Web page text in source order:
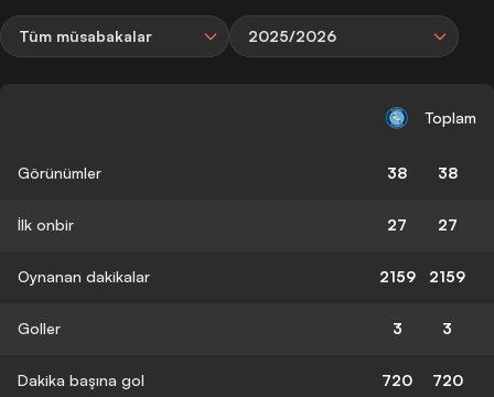
Tüm müsabakalar 2025/2026
Toplam
Görünümler 38 38
İlk onbir 27 27
Oynanan dakikalar 2159 2159
Goller 3 3
Dakika başına gol 720 720